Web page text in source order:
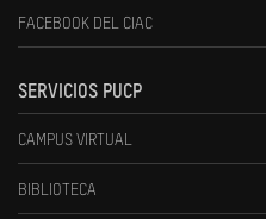
FACEBOOK DEL CIAC
SERVICIOS PUCP
CAMPUS VIRTUAL
BIBLIOTECA